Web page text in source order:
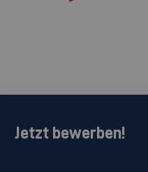
Jetzt bewerben!